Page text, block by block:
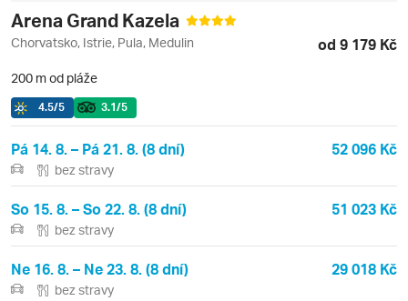
Arena Grand Kazela
Chorvatsko, Istrie, Pula, Medulin od 9 179 Kč
200 m od pláže
4.5/5 3.1/5
Pá 14. 8. – Pá 21. 8. (8 dní) 52 096 Kč
bez stravy
So 15. 8. – So 22. 8. (8 dní) 51 023 Kč
bez stravy
Ne 16. 8. – Ne 23. 8. (8 dní) 29 018 Kč
bez stravy